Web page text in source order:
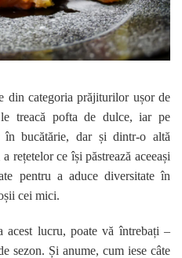
din categoria prăjiturilor ușor de
treacă pofta de dulce, iar pe
bucătărie, dar și dintr-o altă
rețetelor ce își păstrează aceeași
pentru a aduce diversitate în
cei mici.
acest lucru, poate vă întrebați –
sezon. Și anume, cum iese câte